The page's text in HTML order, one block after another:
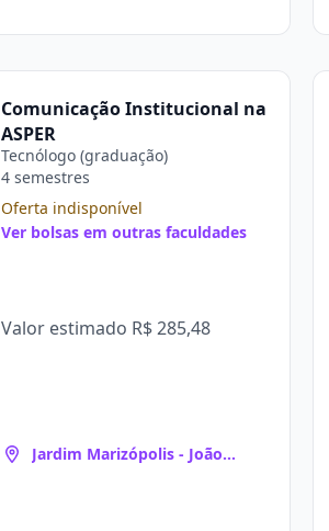
Comunicação Institucional na
ASPER
Tecnólogo (graduação)
4 semestres
Oferta indisponível
Ver bolsas em outras faculdades
Valor estimado R$ 285,48
Jardim Marizópolis - João